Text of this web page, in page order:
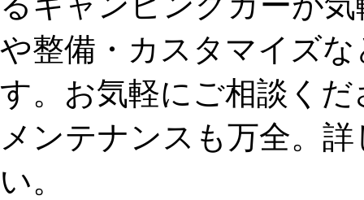
や整備・カスタマイズ
す。お気軽にご相談くだ
メンテナンスも万全。
い。